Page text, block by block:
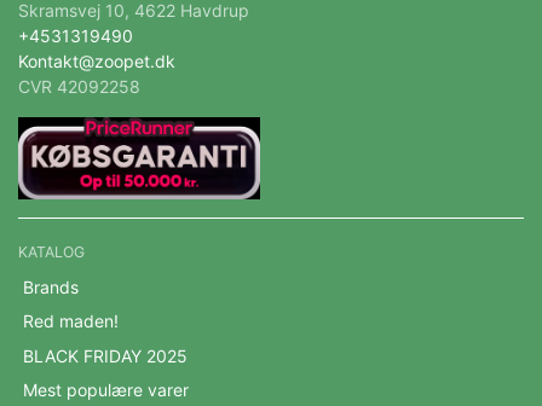
Skramsvej 10, 4622 Havdrup
+4531319490
Kontakt@zoopet.dk
CVR 42092258
KATALOG
Brands
Red maden!
BLACK FRIDAY 2025
Mest populære varer